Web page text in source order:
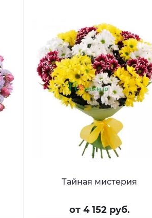
Тайная мистерия
от 4 152 руб.